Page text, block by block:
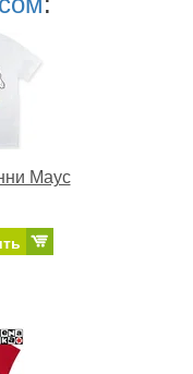
Маус